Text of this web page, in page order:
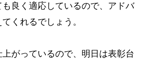
も良く適応しているので、アドバ
くれるでしょう。
がっているので、明日は表彰台